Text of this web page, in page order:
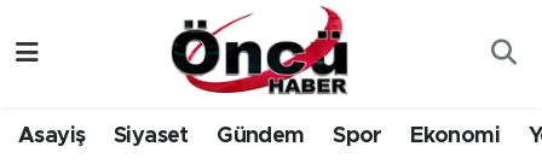
Asayiş Siyaset Gündem Spor Ekonomi
Gündem
Düzce Nöbetçi Eczaneler
Düzce Hava Durumu